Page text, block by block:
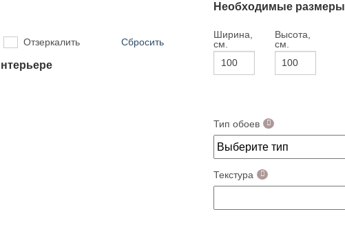
Отзеркалить Сбросить
Необходимые размеры
Ширина,
см.
Высота,
см.
Тип обоев
Текстура